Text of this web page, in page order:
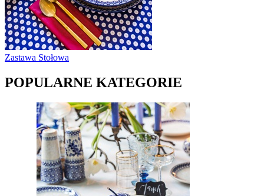
Zastawa Stołowa
POPULARNE KATEGORIE